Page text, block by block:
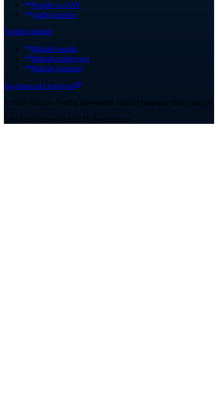
Nordik va OAV
Audio kitoblar
Nordik maktabi
Maktab haqida
Maktab gallereyasi
Maktab kontakti
Saytning eski versiyasi
© 2026 Xalqaro Nordik universiteti. Barcha huquqlar himoyalangan
Sayt ishlab chiquvchilari: IT departamenti